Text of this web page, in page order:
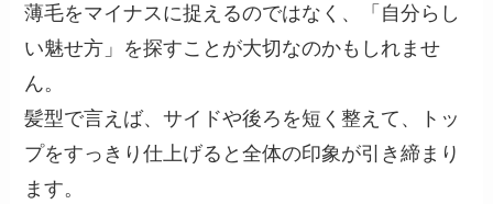
薄毛をマイナスに捉えるのではなく、「自分らし
い魅せ方」を探すことが大切なのかもしれませ
ん。
髪型で言えば、サイドや後ろを短く整えて、トッ
プをすっきり仕上げると全体の印象が引き締まり
ます。